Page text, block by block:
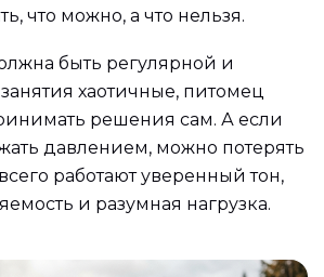
что можно, а что нельзя.
быть регулярной и
хаотичные, питомец
решения сам. А если
давлением, можно потерять
работают уверенный тон,
и разумная нагрузка.